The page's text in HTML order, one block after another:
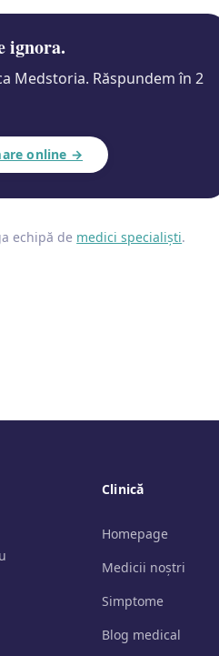
ignora.
Medstoria. Răspundem în 2
online →
echipă de medici specialiști.
Clinică
Homepage
Medicii noștri
Simptome
Blog medical